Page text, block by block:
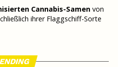
Cannabis-Samenvon
ihrer Flaggschiff-Sorte